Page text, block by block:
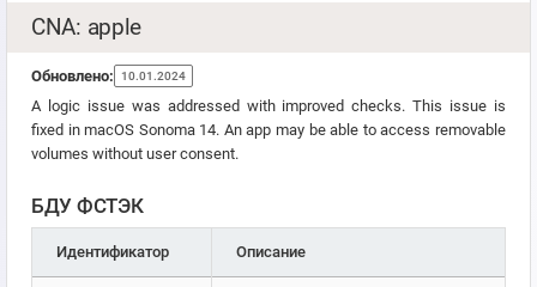
CNA: apple
Обновлено: 10.01.2024
A logic issue was addressed with improved checks. This issue is
fixed in macOS Sonoma 14. An app may be able to access removable
volumes without user consent.
БДУ ФСТЭК
Идентификатор Описание